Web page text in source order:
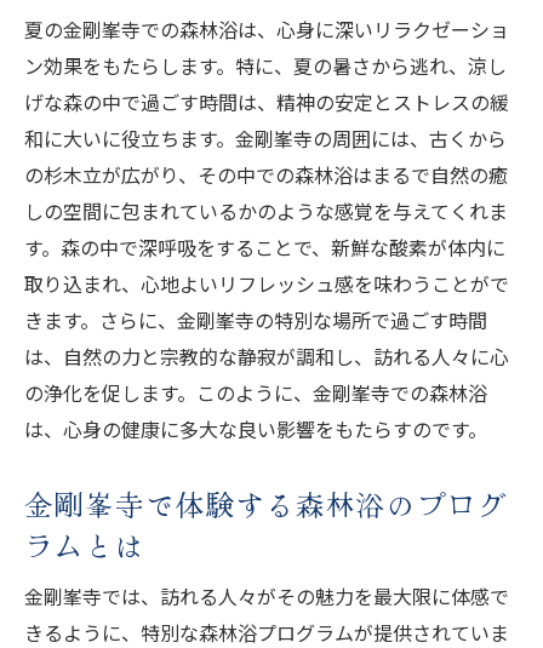
夏の金剛峯寺での森林浴は、心身に深いリラクゼーショ
ン効果をもたらします。特に、夏の暑さから逃れ、涼し
げな森の中で過ごす時間は、精神の安定とストレスの緩
和に大いに役立ちます。金剛峯寺の周囲には、古くから
の杉木立が広がり、その中での森林浴はまるで自然の癒
しの空間に包まれているかのような感覚を与えてくれま
す。森の中で深呼吸をすることで、新鮮な酸素が体内に
取り込まれ、心地よいリフレッシュ感を味わうことがで
きます。さらに、金剛峯寺の特別な場所で過ごす時間
は、自然の力と宗教的な静寂が調和し、訪れる人々に心
の浄化を促します。このように、金剛峯寺での森林浴
は、心身の健康に多大な良い影響をもたらすのです。
金剛峯寺で体験する森林浴のプログ
ラムとは
金剛峯寺では、訪れる人々がその魅力を最大限に体感で
きるように、特別な森林浴プログラムが提供されていま